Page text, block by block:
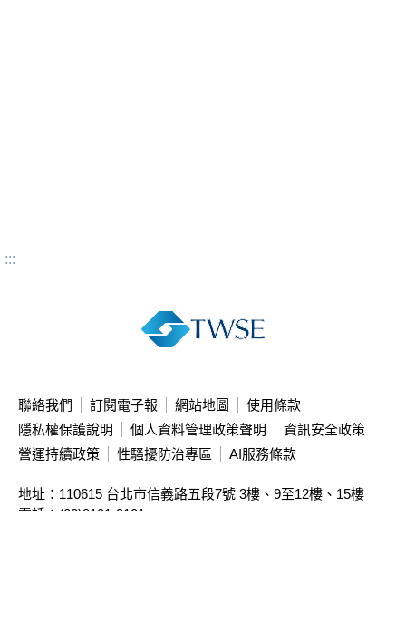
:::
聯絡我們 訂閱電子報 網站地圖
使用條款
隱私權保護說明
個人資料管理政策聲明
資訊安全政策
營運持續政策
性騷擾防治專區 AI服務條款
地址：110615 台北市信義路五段7號 3樓、9至12樓、15樓
電話：(02)8101-3101